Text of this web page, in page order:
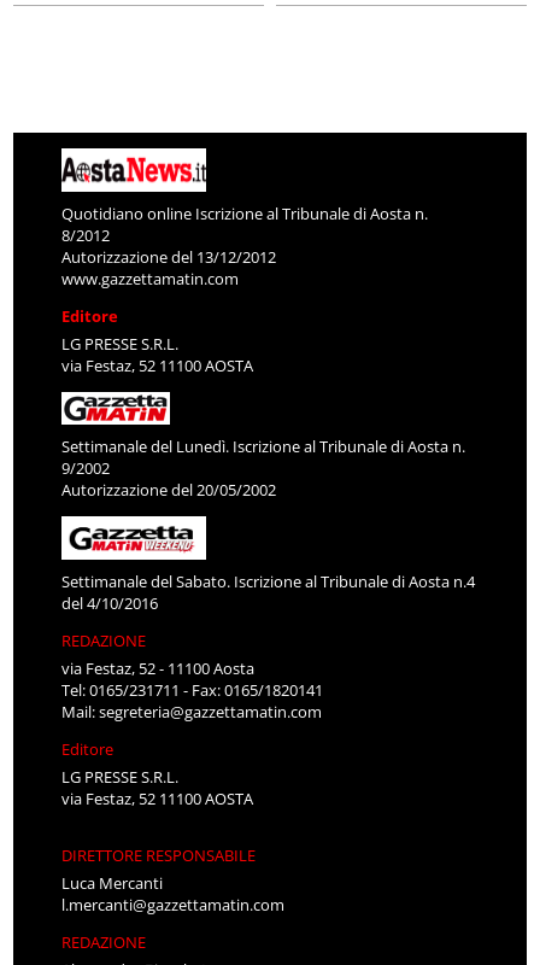
Quotidiano online Iscrizione al Tribunale di Aosta n.
8/2012
Autorizzazione del 13/12/2012
www.gazzettamatin.com
Editore
LG PRESSE S.R.L.
via Festaz, 52 11100 AOSTA
Settimanale del Lunedì. Iscrizione al Tribunale di Aosta n.
9/2002
Autorizzazione del 20/05/2002
Settimanale del Sabato. Iscrizione al Tribunale di Aosta n.4
del 4/10/2016
REDAZIONE
via Festaz, 52 - 11100 Aosta
Tel: 0165/231711 - Fax: 0165/1820141
Mail:segreteria@gazzettamatin.com
Editore
LG PRESSE S.R.L.
via Festaz, 52 11100 AOSTA
DIRETTORE RESPONSABILE
Luca Mercanti
l.mercanti@gazzettamatin.com
REDAZIONE